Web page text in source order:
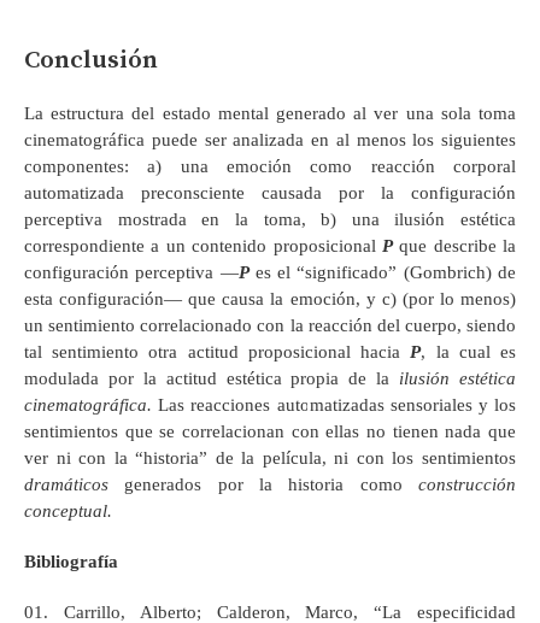
Conclusión
La estructura del estado mental generado al ver una sola toma
cinematográfica puede ser analizada en al menos los siguientes
componentes: a) una emoción como reacción corporal
automatizada preconsciente causada por la configuración
perceptiva mostrada en la toma, b) una ilusión estética
correspondiente a un contenido proposicional Pque describe la
configuración perceptiva —Pes el “significado” (Gombrich) de
esta configuración— que causa la emoción, y c) (por lo menos)
un sentimiento correlacionado con la reacción del cuerpo, siendo
tal sentimiento otra actitud proposicional hacia P, la cual es
modulada por la actitud estética propia de la ilusión estética
cinematográfica. Las reacciones automatizadas sensoriales y los
sentimientos que se correlacionan con ellas no tienen nada que
ver ni con la “historia” de la película, ni con los sentimientos
dramáticos generados por la historia como construcción
conceptual.
Bibliografía
Carrillo, Alberto; Calderon, Marco, “La especificidad